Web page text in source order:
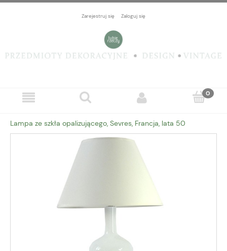
Zarejestruj się Zaloguj się
Lampa ze szkła opalizującego, Sevres, Francja, lata 50